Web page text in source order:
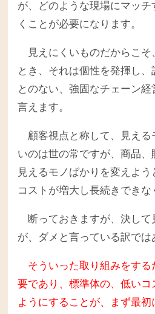
が、どのような現場にマッ
くことが必要になります。
見えにくいものだからこ
とき、それは個性を発揮し
とのない、強固なチェーン
言えます。
顧客視点と称して、見え
いのは世の常ですが、商品、
見えるモノばかりを変えよう
コストが増大し長続きできな
断っておきますが、決して
が、ダメと言っている訳では
そういった取り組みをす
要であり、標準体の、低いコ
ようにすることが、まず最